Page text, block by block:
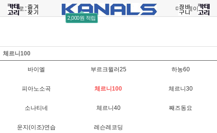
로그인 회원가입
2,000원 적립
주문조회 마이페이지
체르니100
바이엘 부르크뮐러25 하농60
피아노소곡 체르니100 체르니30
소나티네 체르니40 째즈동요
운지(이조)연습 레슨레코딩